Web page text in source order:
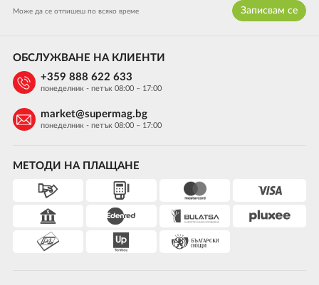
Може да се отпишеш по всяко време Записвам се
МЕТОДИ НА ПЛАЩАНЕ
ОБСЛУЖВАНЕ НА КЛИЕНТИ
+359 888 622 633
понеделник - петък 08:00 – 17:00
market@supermag.bg
понеделник - петък 08:00 – 17:00